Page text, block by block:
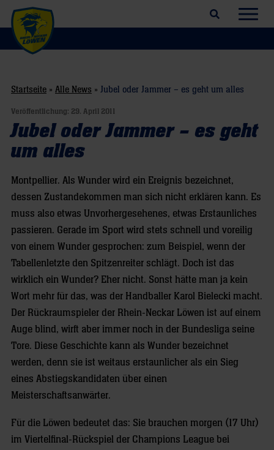
Suchfeld öffnen
Startseite » Alle News » Jubel oder Jammer – es geht um alles
Veröffentlichung: 29. April 2011
Jubel oder Jammer – es geht
um alles
Montpellier. Als Wunder wird ein Ereignis bezeichnet,
dessen Zustandekommen man sich nicht erklären kann. Es
muss also etwas Unvorhergesehenes, etwas Erstaunliches
passieren. Gerade im Sport wird stets schnell und voreilig
von einem Wunder gesprochen: zum Beispiel, wenn der
Tabellenletzte den Spitzenreiter schlägt. Doch ist das
wirklich ein Wunder? Eher nicht. Sonst hätte man ja kein
Wort mehr für das, was der Handballer Karol Bielecki macht.
Der Rückraumspieler der Rhein-Neckar Löwen ist auf einem
Auge blind, wirft aber immer noch in der Bundesliga seine
Tore. Diese Geschichte kann als Wunder bezeichnet
werden, denn sie ist weitaus erstaunlicher als ein Sieg
eines Abstiegskandidaten über einen
Meisterschaftsanwärter.
Für die Löwen bedeutet das: Sie brauchen morgen (17 Uhr)
im Viertelfinal-Rückspiel der Champions League bei